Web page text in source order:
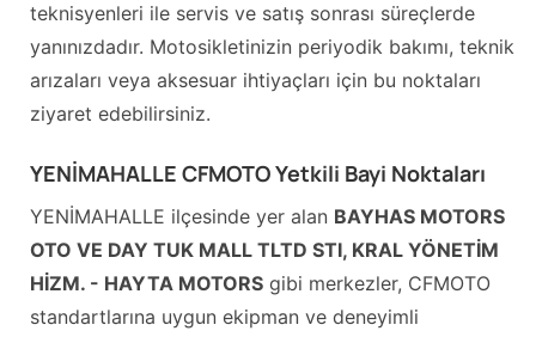
teknisyenleri ile servis ve satış sonrası süreçlerde
yanınızdadır. Motosikletinizin periyodik bakımı, teknik
arızaları veya aksesuar ihtiyaçları için bu noktaları
ziyaret edebilirsiniz.
YENİMAHALLE CFMOTO Yetkili Bayi Noktaları
YENİMAHALLE ilçesinde yer alan BAYHAS MOTORS
OTO VE DAY TUK MALL TLTD STI, KRAL YÖNETİM
HİZM. - HAYTA MOTORS gibi merkezler, CFMOTO
standartlarına uygun ekipman ve deneyimli